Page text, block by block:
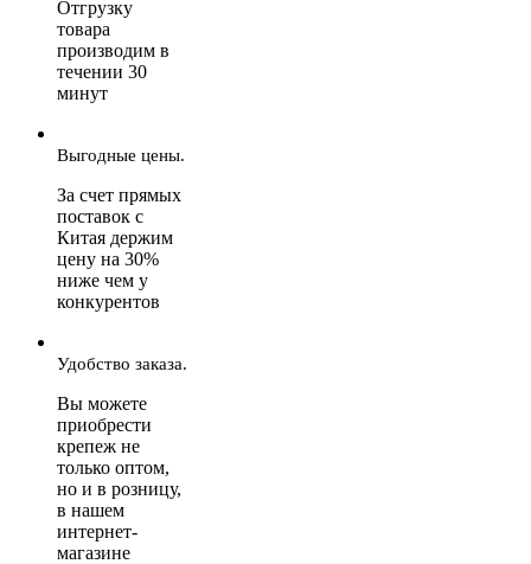
Отгрузку
товара
производим в
течении 30
минут
Выгодные цены.
За счет прямых
поставок с
Китая держим
цену на 30%
ниже чем у
конкурентов
Удобство заказа.
Вы можете
приобрести
крепеж не
только оптом,
но и в розницу,
в нашем
интернет-
магазине